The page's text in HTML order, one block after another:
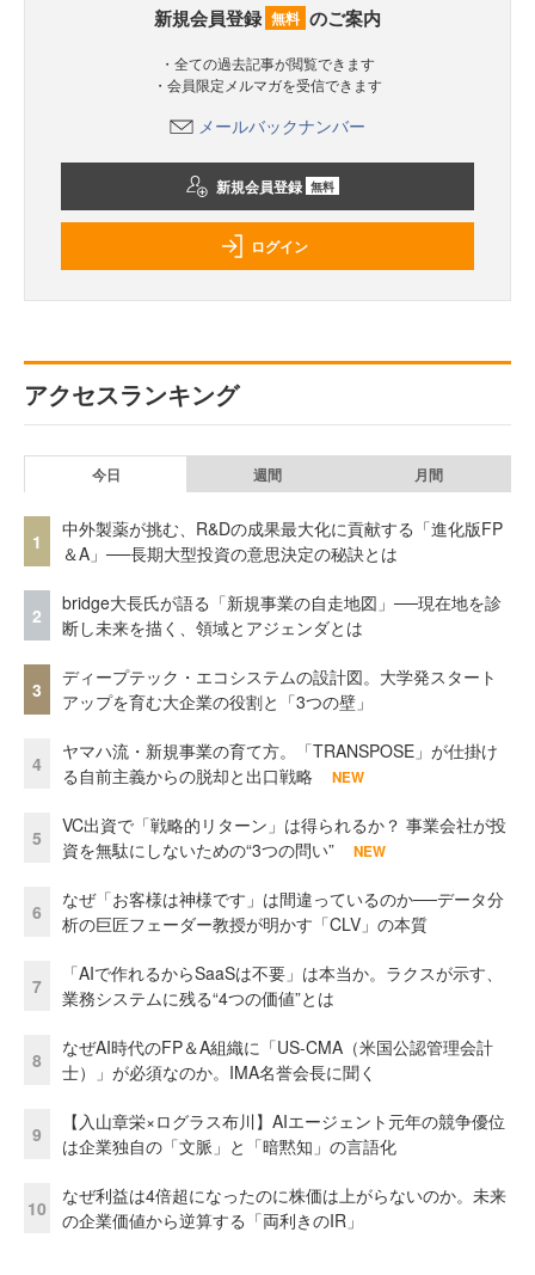
新規会員登録 無料 のご案内
・全ての過去記事が閲覧できます
・会員限定メルマガを受信できます
メールバックナンバー
新規会員登録 無料
ログイン
アクセスランキング
今日 週間 月間
1
中外製薬が挑む、R&Dの成果最大化に貢献する「進化版FP
＆A」──長期大型投資の意思決定の秘訣とは
2
bridge大長氏が語る「新規事業の自走地図」──現在地を診
断し未来を描く、領域とアジェンダとは
3
ディープテック・エコシステムの設計図。大学発スタート
アップを育む大企業の役割と「3つの壁」
4
ヤマハ流・新規事業の育て方。「TRANSPOSE」が仕掛け
る自前主義からの脱却と出口戦略
NEW
5
VC出資で「戦略的リターン」は得られるか？ 事業会社が投
資を無駄にしないための“3つの問い”
NEW
6
なぜ「お客様は神様です」は間違っているのか──データ分
析の巨匠フェーダー教授が明かす「CLV」の本質
7
「AIで作れるからSaaSは不要」は本当か。ラクスが示す、
業務システムに残る“4つの価値”とは
8
なぜAI時代のFP＆A組織に「US-CMA（米国公認管理会計
士）」が必須なのか。IMA名誉会長に聞く
9
【入山章栄×ログラス布川】AIエージェント元年の競争優位
は企業独自の「文脈」と「暗黙知」の言語化
10
なぜ利益は4倍超になったのに株価は上がらないのか。未来
の企業価値から逆算する「両利きのIR」